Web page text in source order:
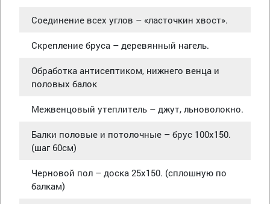
Соединение всех углов – «ласточкин хвост».
Скрепление бруса – деревянный нагель.
Обработка антисептиком, нижнего венца и
половых балок
Межвенцовый утеплитель – джут, льноволокно.
Балки половые и потолочные – брус 100х150.
(шаг 60см)
Черновой пол – доска 25х150. (сплошную по
балкам)